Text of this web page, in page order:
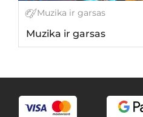
Muzika ir garsas
Muzika ir garsas